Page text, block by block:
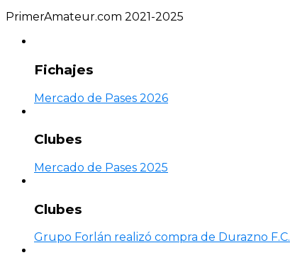
PrimerAmateur.com 2021-2025
Fichajes
Mercado de Pases 2026
Clubes
Mercado de Pases 2025
Clubes
Grupo Forlán realizó compra de Durazno F.C.